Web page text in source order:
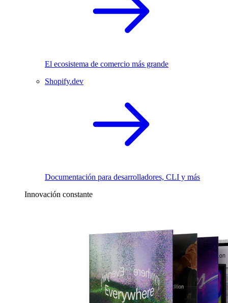
El ecosistema de comercio más grande
Shopify.dev
Documentación para desarrolladores, CLI y más
Innovación constante